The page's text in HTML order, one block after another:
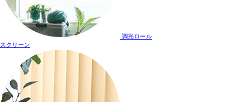
調光ロール
スクリーン